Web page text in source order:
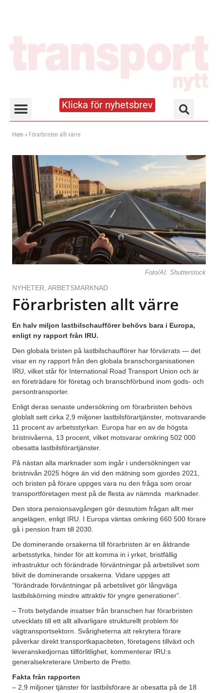
Klicka för nyhetsbrev
Hem » Förarbristen allt värre
Foto/AI: Shutterstock
NYHETER ARBETSMARKNAD
Förarbristen allt värre
En halv miljon lastbilschaufförer behövs bara i Europa,
enligt ny rapport från IRU.
Den globala bristen på lastbilschaufförer har förvärrats — det
visar en ny rapport från den globala branschorganisationen
IRU, vilket står för International Road Transport Union och är
en företrädare för företag och branschförbund inom gods- och
persontransporter.
Enligt deras senaste undersökning om förarbristen behövs
globlalt sett cirka 2,9 miljoner lastbilsförartjänster, motsvarande
11 procent av arbetsstyrkan. Europa har en av de högsta
bristnivåerna, 13 procent, vilket motsvarar omkring 502 000
obesatta lastbilsförartjänster.
På nästan alla marknader som ingår i undersökningen var
bristnivån 2025 högre än vid den mätning som gjordes 2021,
och bristen på förare uppges vara nu den fråga som oroar
transportföretagen mest på de flesta av nämnda marknader.
Den stora pensionsavgången gör dessutom frågan allt mer
angelägen, enligt IRU. I Europa väntas omkring 660 500 förare
gå i pension fram till 2030.
De dominerande orsakerna till förarbristen är en åldrande
arbetsstyrka, hinder för att komma in i yrket, bristfällig
infrastruktur och förändrade förväntningar på arbetslivet som
blivit de dominerande orsakerna. Vidare uppges att
”förändrade förväntningar på arbetslivet gör långväga
lastbilskörning mindre attraktiv för yngre generationer”.
– Trots betydande insatser från branschen har förarbristen
utvecklats till ett allt allvarligare strukturellt problem för
vägtransportsektorn. Svårigheterna att rekrytera förare
påverkar direkt transportkapaciteten, företagens tillväxt och
leveranskedjornas tillförlitlighet, kommenterar IRU:s
generalsekreterare Umberto de Pretto.
Fakta från rapporten
– 2,9 miljoner tjänster för lastbilsförare är obesatta på de 18